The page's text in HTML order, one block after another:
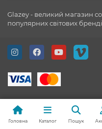
Glazey - великий магазин
популярних світових
Головна Каталог Пошук